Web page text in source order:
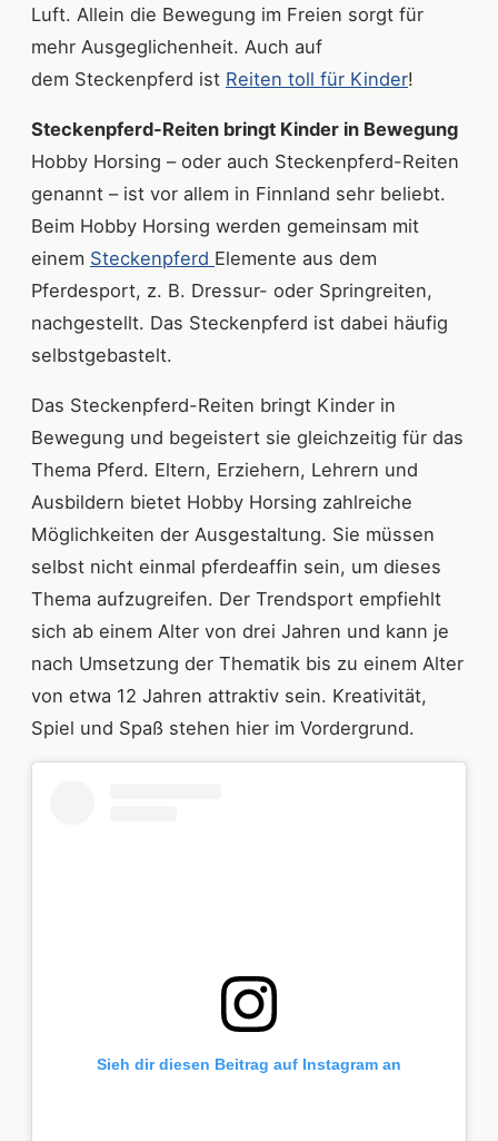
Luft. Allein die Bewegung im Freien sorgt für
mehr Ausgeglichenheit. Auch auf
dem Steckenpferd ist Reiten toll für Kinder!
Steckenpferd-Reiten bringt Kinder in Bewegung
Hobby Horsing – oder auch Steckenpferd-Reiten
genannt – ist vor allem in Finnland sehr beliebt.
Beim Hobby Horsing werden gemeinsam mit
einem Steckenpferd Elemente aus dem
Pferdesport, z. B. Dressur- oder Springreiten,
nachgestellt. Das Steckenpferd ist dabei häufig
selbstgebastelt.
Das Steckenpferd-Reiten bringt Kinder in
Bewegung und begeistert sie gleichzeitig für das
Thema Pferd. Eltern, Erziehern, Lehrern und
Ausbildern bietet Hobby Horsing zahlreiche
Möglichkeiten der Ausgestaltung. Sie müssen
selbst nicht einmal pferdeaffin sein, um dieses
Thema aufzugreifen. Der Trendsport empfiehlt
sich ab einem Alter von drei Jahren und kann je
nach Umsetzung der Thematik bis zu einem Alter
von etwa 12 Jahren attraktiv sein. Kreativität,
Spiel und Spaß stehen hier im Vordergrund.
Sieh dir diesen Beitrag auf Instagram an